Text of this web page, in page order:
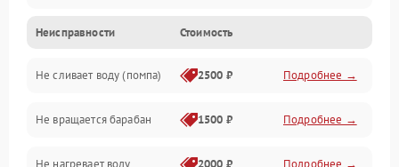
Электропитание
Водоснабжение
Слив
Неисправности Стоимость
Не сливает воду (помпа) 2500 ₽ Подробнее →
Не вращается барабан 1500 ₽ Подробнее →
Не нагревает воду 2000 ₽ Подробнее →